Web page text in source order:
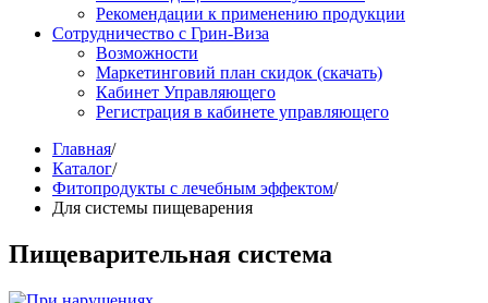
Рекомендации к применению продукции
Сотрудничество с Грин-Виза
Возможности
Маркетинговий план скидок (скачать)
Кабинет Управляющего
Регистрация в кабинете управляющего
Главная/
Каталог/
Фитопродукты с лечебным эффектом/
Для системы пищеварения
Пищеварительная система